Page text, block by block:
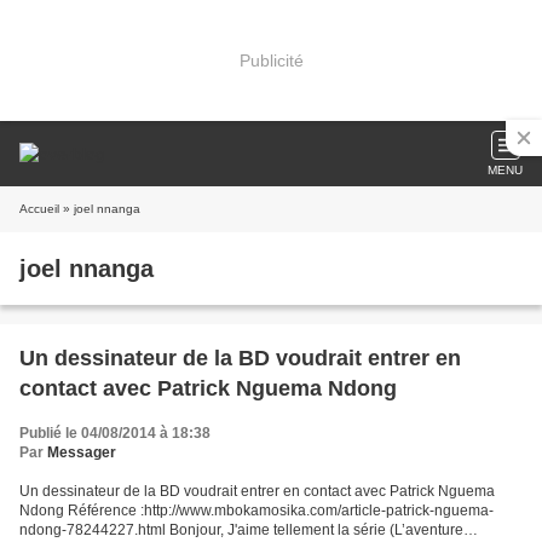
Publicité
MENU
Accueil » joel nnanga
joel nnanga
Un dessinateur de la BD voudrait entrer en
contact avec Patrick Nguema Ndong
Publié le 04/08/2014 à 18:38
Par Messager
Un dessinateur de la BD voudrait entrer en contact avec Patrick Nguema
Ndong Référence :http://www.mbokamosika.com/article-patrick-nguema-
ndong-78244227.html Bonjour, J'aime tellement la série (L’aventure